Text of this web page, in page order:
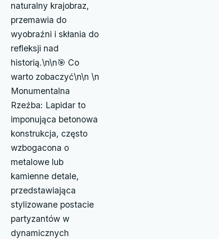
naturalny krajobraz,
przemawia do
wyobraźni i skłania do
refleksji nad
historią.\n\n🎯 Co
warto zobaczyć\n\n \n
Monumentalna
Rzeźba: Lapidar to
imponująca betonowa
konstrukcja, często
wzbogacona o
metalowe lub
kamienne detale,
przedstawiająca
stylizowane postacie
partyzantów w
dynamicznych